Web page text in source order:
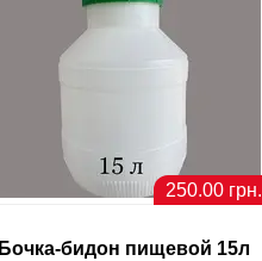
250.00 грн.
Бочка-бидон пищевой 15л